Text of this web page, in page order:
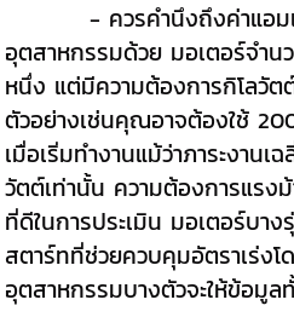
- ควรคำนึงถึงค่าแอมแป
อุตสาหกรรมด้วย มอเตอร์จำน
หนึ่ง แต่มีความต้องการกิโลวัต
ตัวอย่างเช่นคุณอาจต้องใช้
เมื่อเริ่มทำงานแม้ว่าภาระงาน
วัตต์เท่านั้น ความต้องการแรง
ที่ดีในการประเมิน มอเตอร์บ
สตาร์ทที่ช่วยควบคุมอัตราเร่ง
อุตสาหกรรมบางตัวจะให้ข้อมู